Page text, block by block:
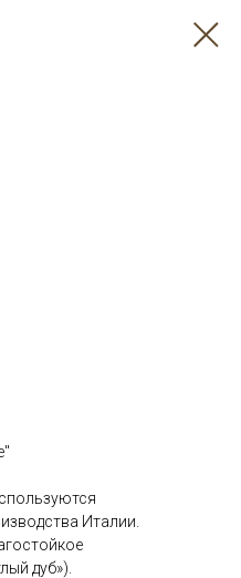
Италии.
дуб»).